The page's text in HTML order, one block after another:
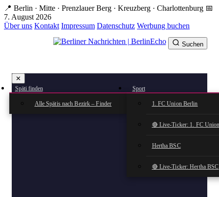
Zum
Hauptinhalt
springen
📍 Berlin · Mitte · Prenzlauer Berg · Kreuzberg · Charlottenburg 📅
7. August 2026
Über uns Kontakt Impressum Datenschutz Werbung buchen
✕
Späti finden
Alle Spätis nach Bezirk – Finder
Sport
1. FC Union Berlin
🔴 Live-Ticker: 1. FC
Hertha BSC
🔴 Live-Ticker: Hertha BSC
Suchen